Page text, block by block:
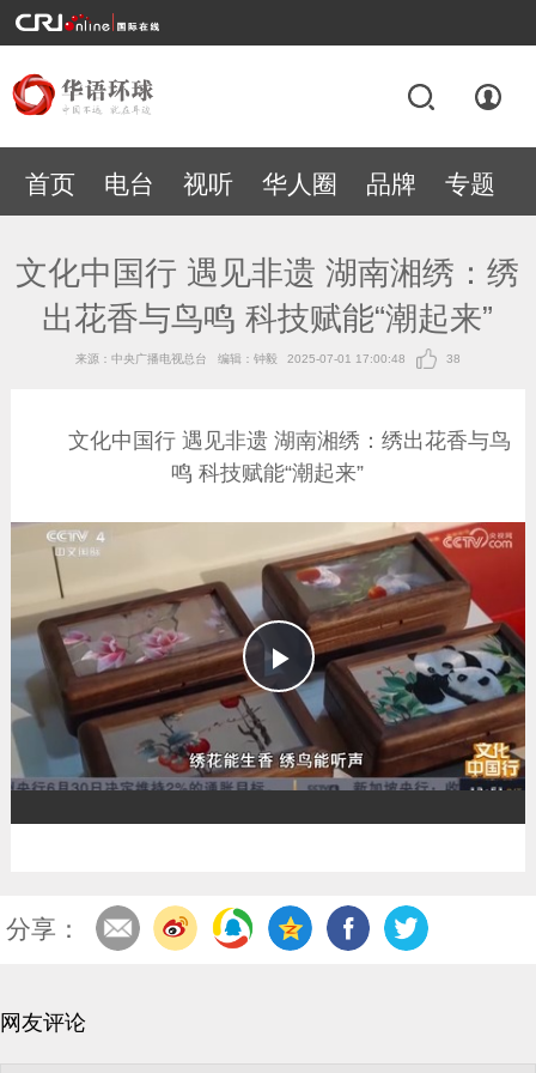
首页 电台 视听 华人圈 品牌 专题
文化中国行 遇见非遗 湖南湘绣：绣
出花香与鸟鸣 科技赋能“潮起来”
来源：中央广播电视总台 编辑：钟毅 2025-07-01 17:00:48 38
文化中国行 遇见非遗 湖南湘绣：绣出花香与鸟
鸣 科技赋能“潮起来”
播
放
分享：
网友评论